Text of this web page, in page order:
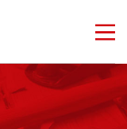
manage_search